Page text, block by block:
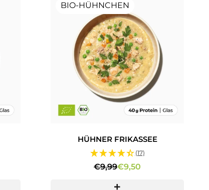
BIO-HÜHNCHEN
HÜHNER FRIKASSEE
(17)
€9,99€9,50